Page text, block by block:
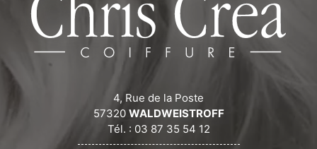
4, Rue de la Poste
57320 WALDWEISTROFF
Tél. : 03 87 35 54 12